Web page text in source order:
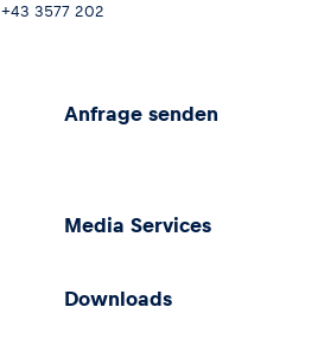
+43 3577 202
Anfrage senden
Media Services
Downloads